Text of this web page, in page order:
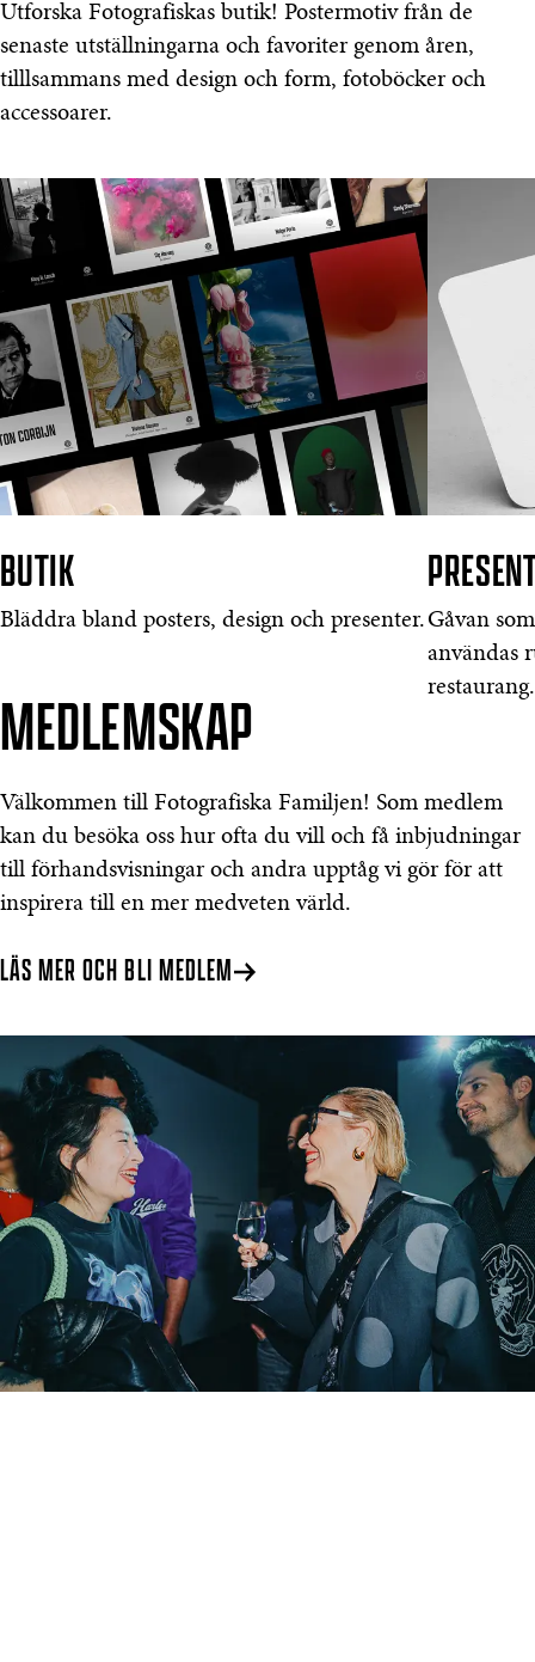
Utforska Fotografiskas butik! Postermotiv från de
senaste utställningarna och favoriter genom åren,
tilllsammans med design och form, fotoböcker och
accessoarer.
BUTIK
Bläddra bland posters, design och presenter.Gåvan
användas
restaurang.
MEDLEMSKAP
Välkommen till Fotografiska Familjen! Som medlem
kan du besöka oss hur ofta du vill och få inbjudningar
till förhandsvisningar och andra upptåg vi gör för att
inspirera till en mer medveten värld.
LÄS MER OCH BLI MEDLEM